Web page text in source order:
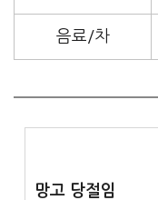
음료/차
망고 당절임